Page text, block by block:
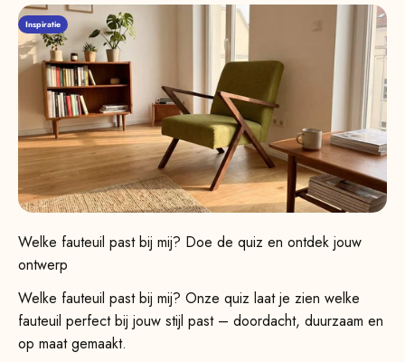
Inspiratie
Welke fauteuil past bij mij? Doe de quiz en ontdek jouw
ontwerp
Welke fauteuil past bij mij? Onze quiz laat je zien welke
fauteuil perfect bij jouw stijl past – doordacht, duurzaam en
op maat gemaakt.